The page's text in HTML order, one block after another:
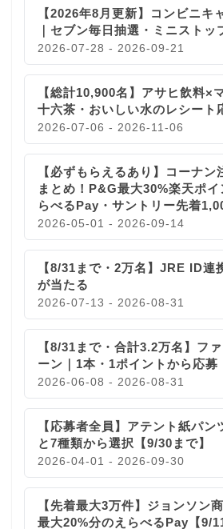
【2026年8月更新】コンビニキ
｜セブン毎日抽選・ミニストッ
2026-07-28 - 2026-09-21
【総計10,900名】アサヒ飲料×
十六茶・おいしい水のレシート
2026-07-06 - 2026-11-06
【必ずもらえるあり】コーナン
まとめ！P&G最大30%楽天ポイ
らべるPay・サントリー先着
2026-05-01 - 2026-09-14
【8/31まで・2万名】JRE ID連
が当たる
2026-07-13 - 2026-08-31
【8/31まで・合計3.2万名】フ
ーン｜1本・1ポイントから応募
2026-06-08 - 2026-08-31
【応募者全員】アテント紙パ
と7種類から選択【9/30まで】
2026-04-01 - 2026-09-30
【先着最大3万件】ジョンソン
最大20%分のえらべるPay【9/